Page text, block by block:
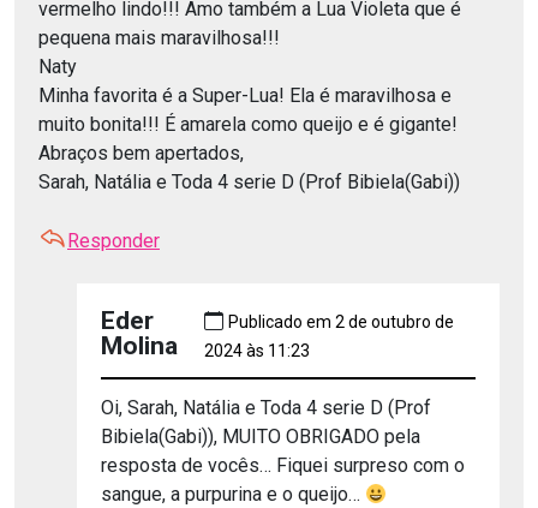
vermelho lindo!!! Amo também a Lua Violeta que é
pequena mais maravilhosa!!!
Naty
Minha favorita é a Super-Lua! Ela é maravilhosa e
muito bonita!!! É amarela como queijo e é gigante!
Abraços bem apertados,
Sarah, Natália e Toda 4 serie D (Prof Bibiela(Gabi))
Responder
Eder
Molina
Publicado em 2 de outubro de
2024 às 11:23
Oi, Sarah, Natália e Toda 4 serie D (Prof
Bibiela(Gabi)), MUITO OBRIGADO pela
resposta de vocês… Fiquei surpreso com o
sangue, a purpurina e o queijo…